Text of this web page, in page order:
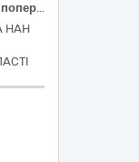
Труби попередньоізольовані, відводи попередньоізольовані, комплекти ізоляції стиків.
НАН